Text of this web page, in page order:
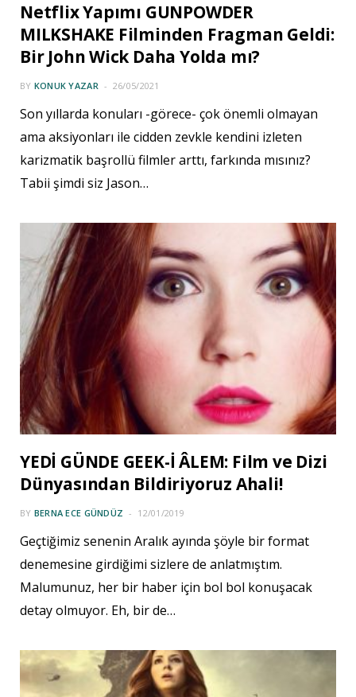
Netflix Yapımı GUNPOWDER
MILKSHAKE Filminden Fragman Geldi:
Bir John Wick Daha Yolda mı?
BY KONUK YAZAR 26/05/2021
Son yıllarda konuları -görece- çok önemli olmayan
ama aksiyonları ile cidden zevkle kendini izleten
karizmatik başrollü filmler arttı, farkında mısınız?
Tabii şimdi siz Jason…
YEDİ GÜNDE GEEK-İ ÂLEM: Film ve Dizi
Dünyasından Bildiriyoruz Ahali!
BY BERNA ECE GÜNDÜZ 12/01/2019
Geçtiğimiz senenin Aralık ayında şöyle bir format
denemesine girdiğimi sizlere de anlatmıştım.
Malumunuz, her bir haber için bol bol konuşacak
detay olmuyor. Eh, bir de…